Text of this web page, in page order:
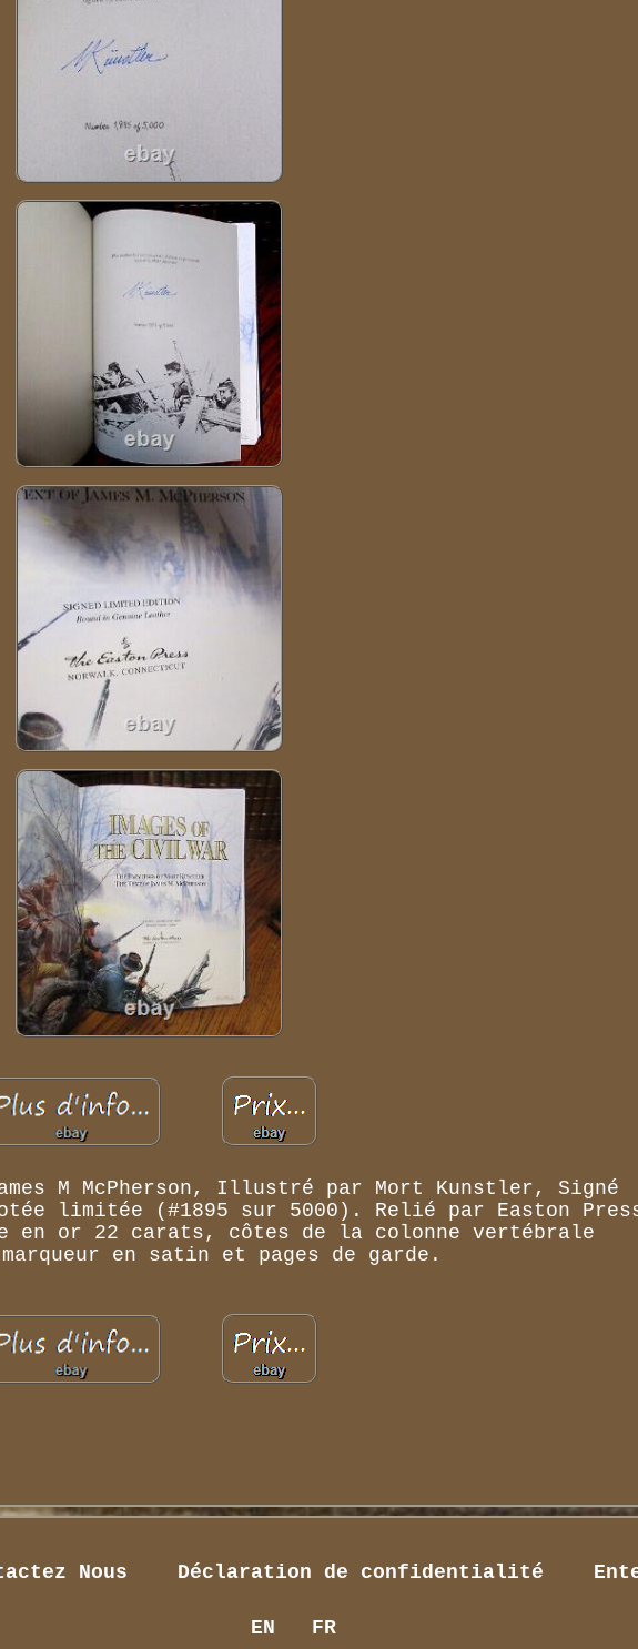
M McPherson, Illustré par Mort Kunstler, Signé
limitée (#1895 sur 5000). Relié par Easton
or 22 carats, côtes de la colonne vertébrale
en satin et pages de garde.
Nous Déclaration de confidentialité
EN FR